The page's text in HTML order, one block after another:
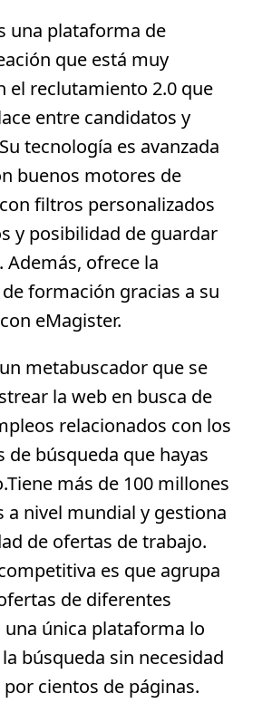
una plataforma de
que está muy
el reclutamiento 2.0 que
entre candidatos y
tecnología es avanzada
buenos motores de
filtros personalizados
y posibilidad de guardar
Además, ofrece la
formación gracias a su
eMagister.
metabuscador que se
la web en busca de
relacionados con los
de búsqueda que hayas
más de 100 millones
a nivel mundial y gestiona
de ofertas de trabajo.
es que agrupa
de diferentes
una única plataforma lo
búsqueda sin necesidad
cientos de páginas.